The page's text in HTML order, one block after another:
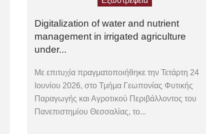
Digitalization of water and nutrient
management in irrigated agriculture
under...
Με επιτυχία πραγματοποιήθηκε την Τετάρτη 24
Ιουνίου 2026, στο Τμήμα Γεωπονίας Φυτικής
Παραγωγής και Αγροτικού Περιβάλλοντος του
Πανεπιστημίου Θεσσαλίας, το...